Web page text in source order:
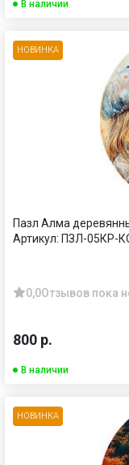
В наличии
НОВИНКА
Пазл Алма
Артикул: ПЗЛ-05КР-
0,0Отзывов пока
800 р.
В наличии
НОВИНКА